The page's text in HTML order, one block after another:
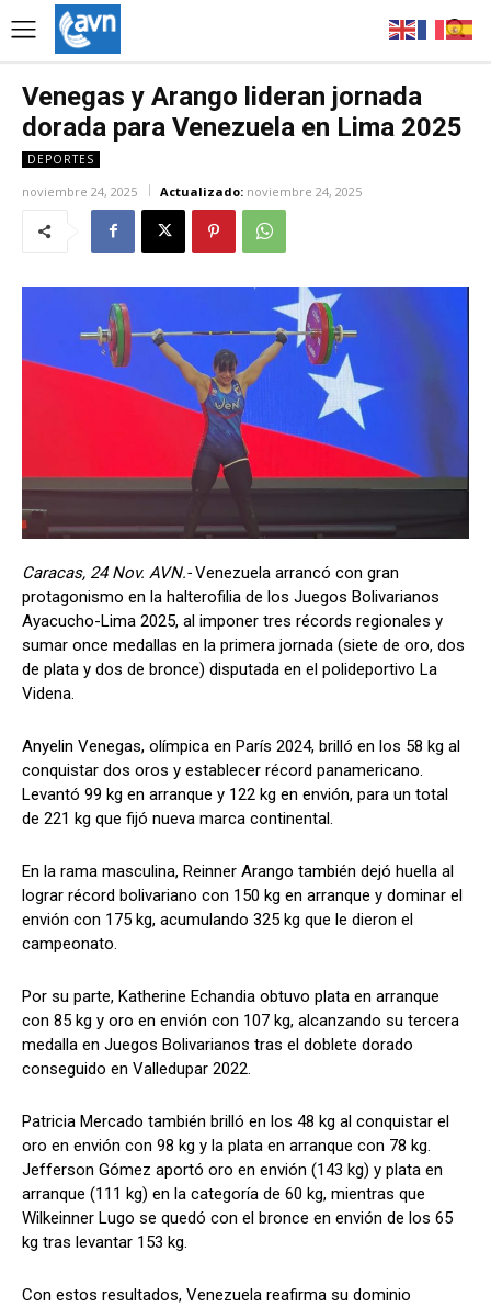
Venegas y Arango lideran jornada
dorada para Venezuela en Lima 2025
DEPORTES
noviembre 24, 2025 Actualizado: noviembre 24, 2025
Caracas, 24 Nov. AVN.-Venezuela arrancó con gran
protagonismo en la halterofilia de los Juegos Bolivarianos
Ayacucho-Lima 2025, al imponer tres récords regionales y
sumar once medallas en la primera jornada (siete de oro, dos
de plata y dos de bronce) disputada en el polideportivo La
Videna.
Anyelin Venegas, olímpica en París 2024, brilló en los 58 kg al
conquistar dos oros y establecer récord panamericano.
Levantó 99 kg en arranque y 122 kg en envión, para un total
de 221 kg que fijó nueva marca continental.
En la rama masculina, Reinner Arango también dejó huella al
lograr récord bolivariano con 150 kg en arranque y dominar el
envión con 175 kg, acumulando 325 kg que le dieron el
campeonato.
Por su parte, Katherine Echandia obtuvo plata en arranque
con 85 kg y oro en envión con 107 kg, alcanzando su tercera
medalla en Juegos Bolivarianos tras el doblete dorado
conseguido en Valledupar 2022.
Patricia Mercado también brilló en los 48 kg al conquistar el
oro en envión con 98 kg y la plata en arranque con 78 kg.
Jefferson Gómez aportó oro en envión (143 kg) y plata en
arranque (111 kg) en la categoría de 60 kg, mientras que
Wilkeinner Lugo se quedó con el bronce en envión de los 65
kg tras levantar 153 kg.
Con estos resultados, Venezuela reafirma su dominio